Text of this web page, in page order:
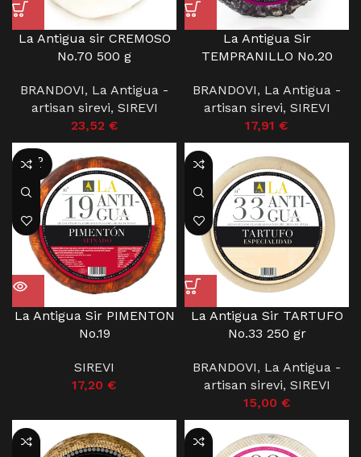
La Antigua sir CREMOSO
No.70 500 g
BRANDOVI, La Antigua -
artisan sirevi, SIREVI
23,52 €
La Antigua Sir
TEMPRANILLO No.20
BRANDOVI, La Antigua -
artisan sirevi, SIREVI
17,91 €
SOLD
OUT
La Antigua Sir PIMENTON
No.19
SIREVI
17,20 €
La Antigua Sir TARTUFO
No.33 250 gr
BRANDOVI, La Antigua -
artisan sirevi, SIREVI
15,00 €